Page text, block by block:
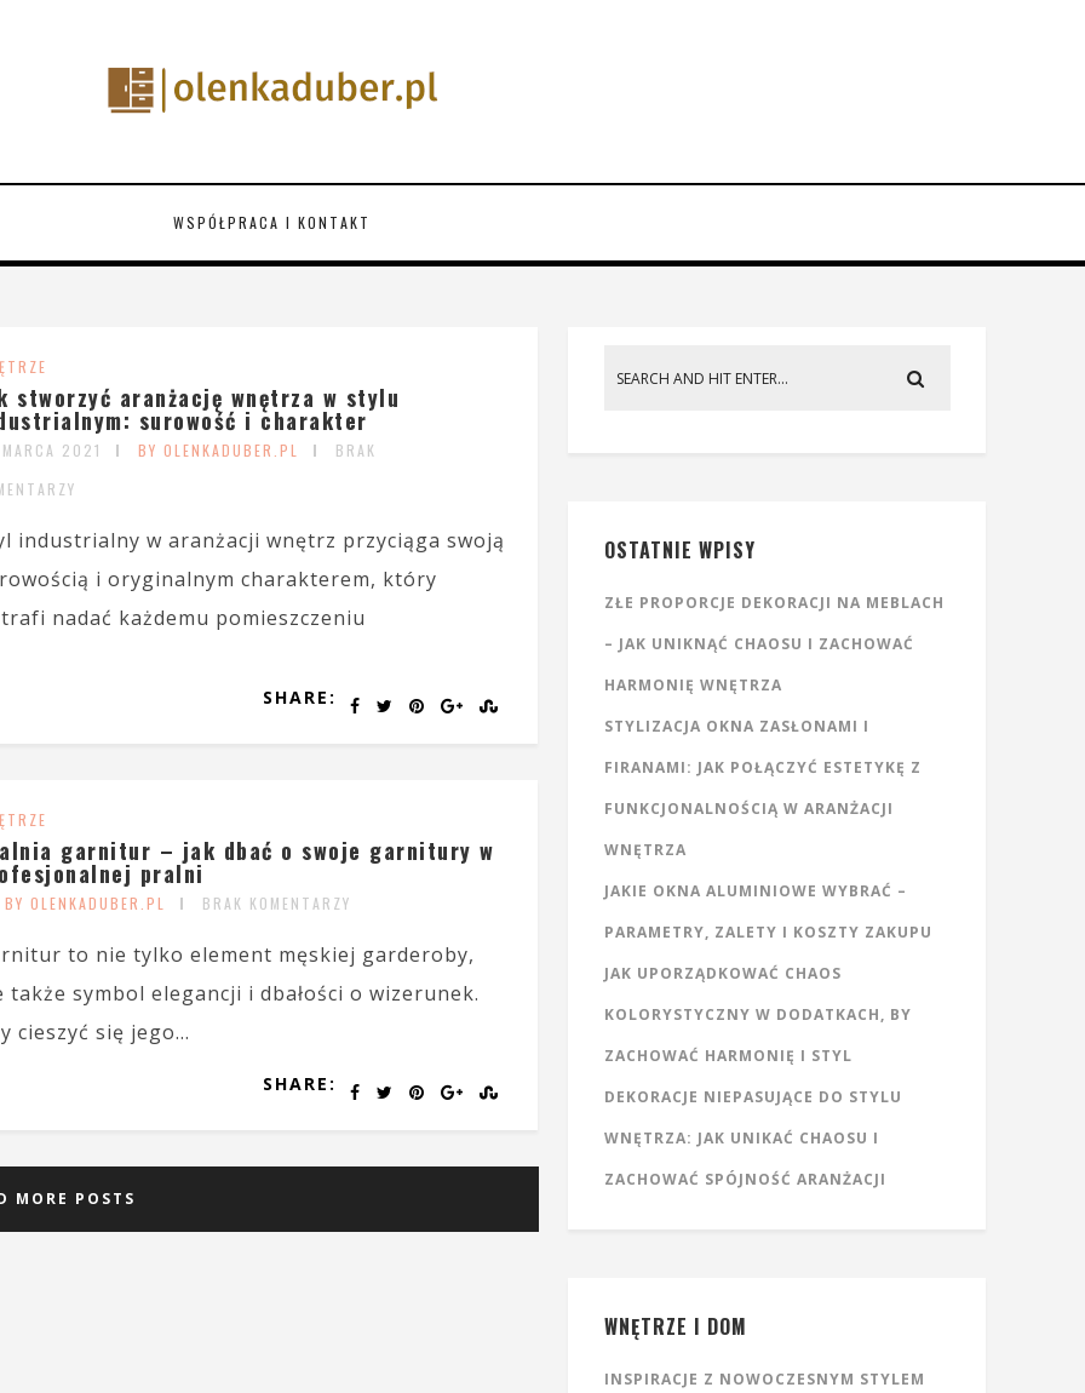
WSPÓŁPRACA I KONTAKT
stworzyć aranżację wnętrza w stylu
surowość i charakter
2021 BY OLENKADUBER.PL
BRAK
industrialny w aranżacji wnętrz przyciąga swoją
i oryginalnym charakterem, który
nadać każdemu pomieszczeniu
SHARE:
garnitur – jak dbać o swoje garnitury w
pralni
BY OLENKADUBER.PL BRAK KOMENTARZY
to nie tylko element męskiej garderoby,
także symbol elegancji i dbałości o wizerunek.
cieszyć się jego...
SHARE:
MORE POSTS
OSTATNIE WPISY
ZŁE PROPORCJE DEKORACJI NA MEBLACH
– JAK UNIKNĄĆ CHAOSU I ZACHOWAĆ
HARMONIĘ WNĘTRZA
STYLIZACJA OKNA ZASŁONAMI I
FIRANAMI: JAK POŁĄCZYĆ ESTETYKĘ Z
FUNKCJONALNOŚCIĄ W ARANŻACJI
WNĘTRZA
JAKIE OKNA ALUMINIOWE WYBRAĆ –
PARAMETRY, ZALETY I KOSZTY ZAKUPU
JAK UPORZĄDKOWAĆ CHAOS
KOLORYSTYCZNY W DODATKACH, BY
ZACHOWAĆ HARMONIĘ I STYL
DEKORACJE NIEPASUJĄCE DO STYLU
WNĘTRZA: JAK UNIKAĆ CHAOSU I
ZACHOWAĆ SPÓJNOŚĆ ARANŻACJI
WNĘTRZE I DOM
INSPIRACJE Z NOWOCZESNYM STYLEM